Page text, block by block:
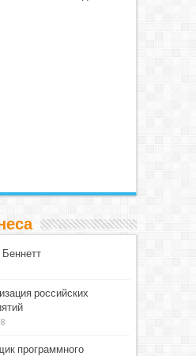
российских
программного